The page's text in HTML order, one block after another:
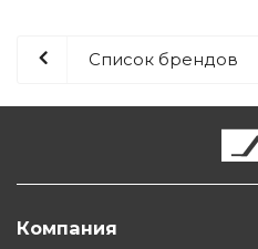
Список брендов
Компания